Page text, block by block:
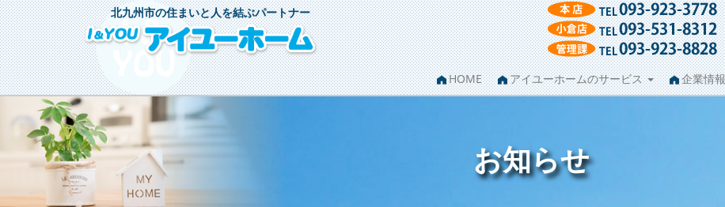
北九州市の住まいと人を結ぶパートナー
HOME アイユーホームのサービス 企業情報
お知らせ